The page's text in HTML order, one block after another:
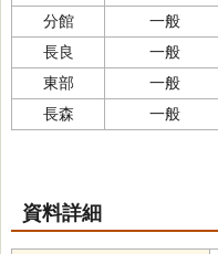
分館
一般
長良
一般
東部
一般
長森
一般
資料詳細